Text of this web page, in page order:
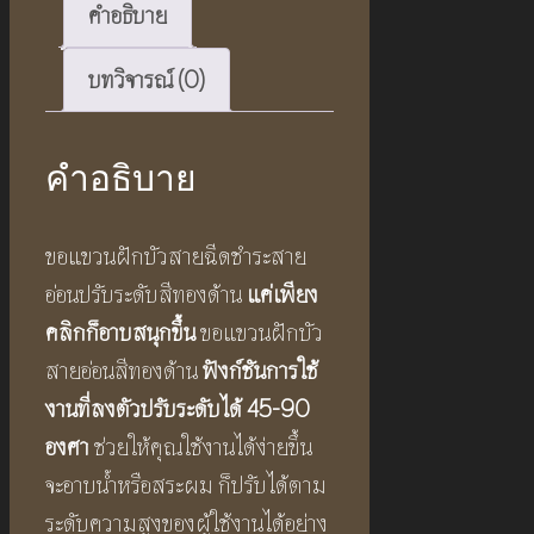
คำอธิบาย
บทวิจารณ์ (0)
คำอธิบาย
ขอแขวนฝักบัวสายฉีดชำระสาย
อ่อนปรับระดับสีทองด้าน แค่เพียง
คลิกก็อาบสนุกขึ้นขอแขวนฝักบัว
สายอ่อนสีทองด้านฟังก์ชันการใช้
งานที่ลงตัวปรับระดับได้45-90
องศาช่วยให้คุณใช้งานได้ง่ายขึ้น
จะอาบน้ำหรือสระผม ก็ปรับได้ตาม
ระดับความสูงของผู้ใช้งานได้อย่าง